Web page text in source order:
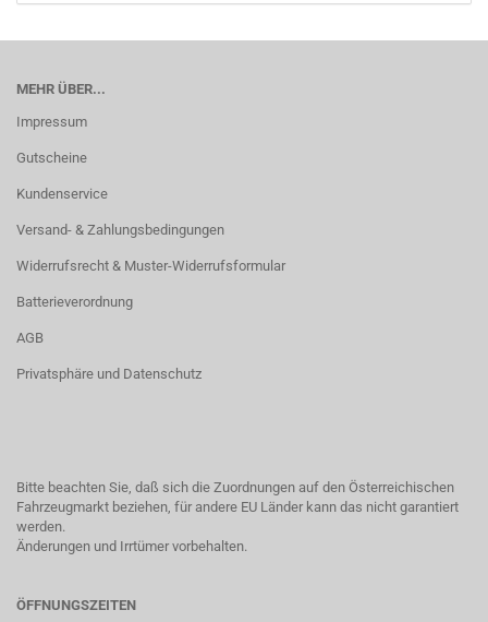
MEHR ÜBER...
Impressum
Gutscheine
Kundenservice
Versand- & Zahlungsbedingungen
Widerrufsrecht & Muster-Widerrufsformular
Batterieverordnung
AGB
Privatsphäre und Datenschutz
Bitte beachten Sie, daß sich die Zuordnungen auf den Österreichischen
Fahrzeugmarkt beziehen, für andere EU Länder kann das nicht garantiert
werden.
Änderungen und Irrtümer vorbehalten.
ÖFFNUNGSZEITEN